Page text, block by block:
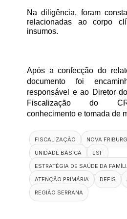
Na diligência, foram
relacionadas ao corpo
insumos.
Após a confecção do
documento foi
responsável e ao Diretor
Fiscalização do
conhecimento e tomada de
FISCALIZAÇÃO
NOVA
UNIDADE BÁSICA
ESF
ESTRATÉGIA DE SAÚDE DA
ATENÇÃO PRIMÁRIA
DEFIS
REGIÃO SERRANA